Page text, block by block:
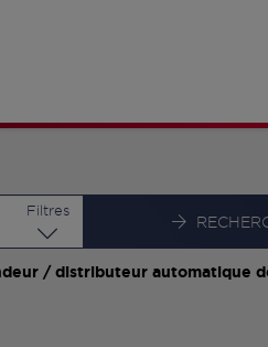
Filtres
/ distributeur automatique